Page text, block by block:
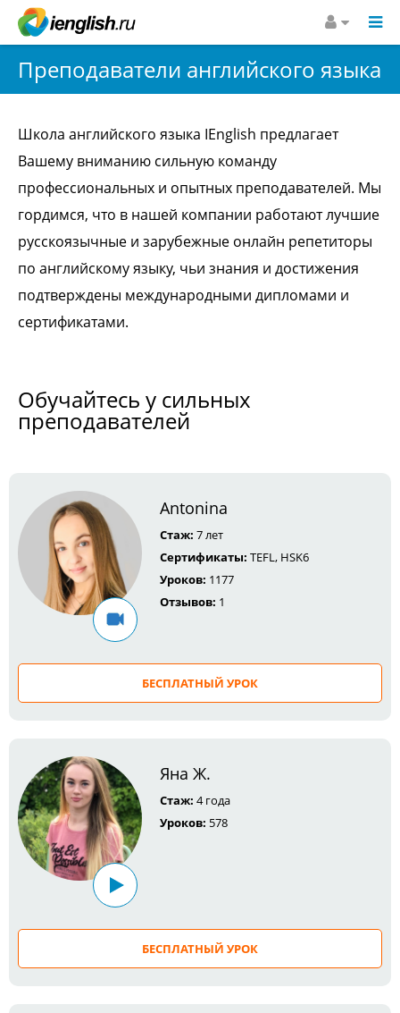
Преподаватели английского языка
Школа английского языка IEnglish предлагает
Вашему вниманию сильную команду
профессиональных и опытных преподавателей. Мы
гордимся, что в нашей компании работают лучшие
русскоязычные и зарубежные онлайн репетиторы
по английскому языку, чьи знания и достижения
подтверждены международными дипломами и
сертификатами.
Обучайтесь у сильных
преподавателей
Antonina
Стаж: 7 лет
Сертификаты: TEFL, HSK6
Уроков: 1177
Отзывов: 1
БЕСПЛАТНЫЙ УРОК
Яна Ж.
Стаж: 4 года
Уроков: 578
БЕСПЛАТНЫЙ УРОК